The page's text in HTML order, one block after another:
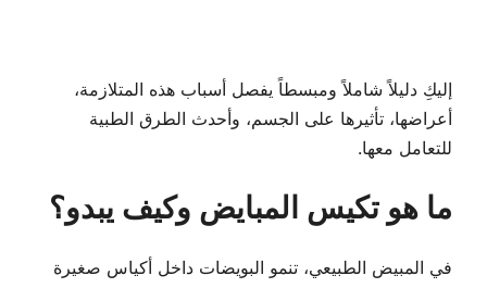
إليكِ دليلاً شاملاً ومبسطاً يفصل أسباب هذه المتلازمة،
أعراضها، تأثيرها على الجسم، وأحدث الطرق الطبية
للتعامل معها.
ما هو تكيس المبايض وكيف يبدو؟
في المبيض الطبيعي، تنمو البويضات داخل أكياس صغيرة